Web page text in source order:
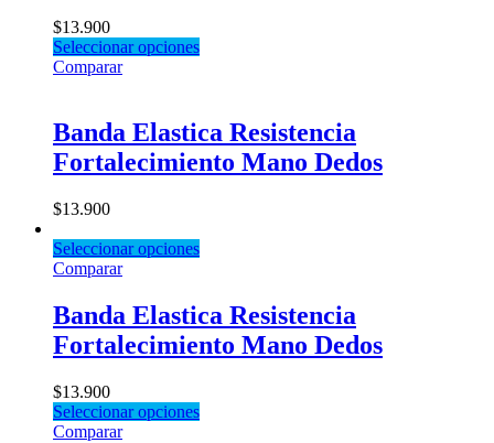
$13.900
Seleccionar opciones
Comparar
Banda Elastica Resistencia
Fortalecimiento Mano Dedos
$13.900
Seleccionar opciones
Comparar
Banda Elastica Resistencia
Fortalecimiento Mano Dedos
$13.900
Seleccionar opciones
Comparar